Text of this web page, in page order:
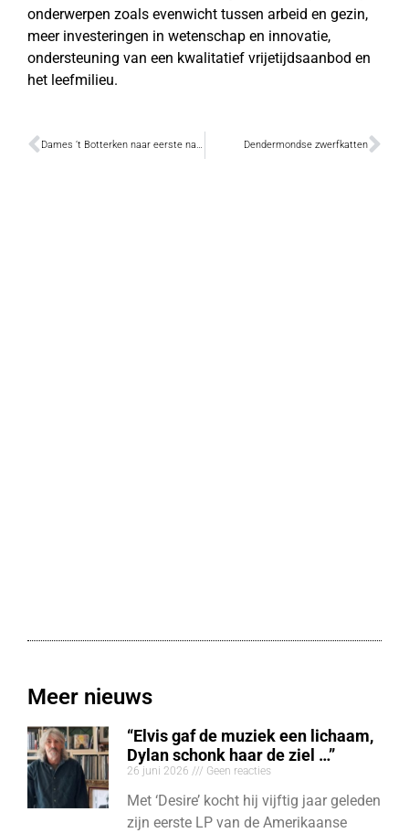
onderwerpen zoals evenwicht tussen arbeid en gezin,
meer investeringen in wetenschap en innovatie,
ondersteuning van een kwalitatief vrijetijdsaanbod en
het leefmilieu.
Dames ’t Botterken naar eerste nationale Dendermondse zwerfkatten
Meer nieuws
“Elvis gaf de muziek een lichaam,
Dylan schonk haar de ziel …”
26 juni 2026 Geen reacties
Met ‘Desire’ kocht hij vijftig jaar geleden
zijn eerste LP van de Amerikaanse